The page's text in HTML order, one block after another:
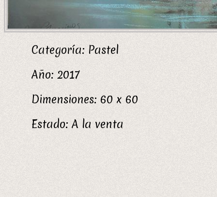
Categoría: Pastel
Año: 2017
Dimensiones: 60 x 60
Estado: A la venta